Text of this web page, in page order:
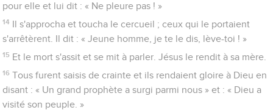
pour elle et lui dit : « Ne pleure pas ! »
14 Il s'approcha et toucha le cercueil ; ceux qui le portaient
s'arrêtèrent. Il dit : « Jeune homme, je te le dis, lève-toi ! »
15 Et le mort s'assit et se mit à parler. Jésus le rendit à sa mère.
16 Tous furent saisis de crainte et ils rendaient gloire à Dieu en
disant : « Un grand prophète a surgi parmi nous » et : « Dieu a
visité son peuple. »